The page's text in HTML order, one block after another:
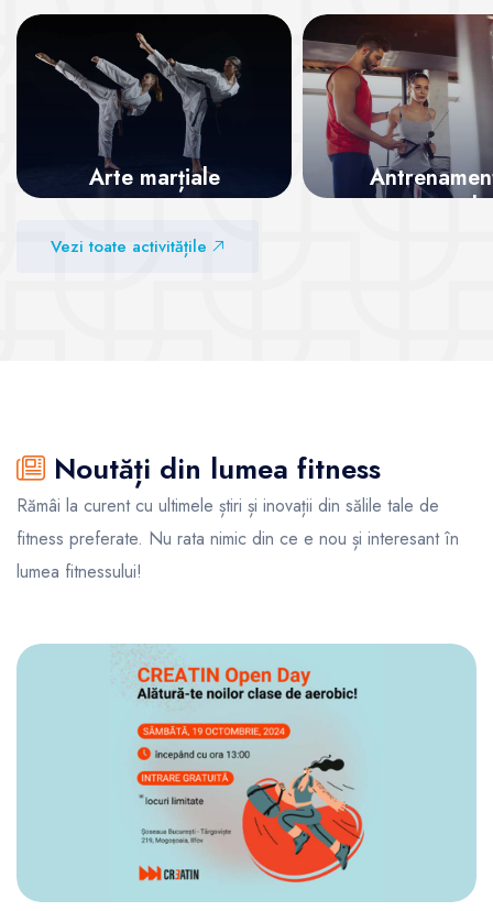
Arte marțiale
Vezi sălile
personale
Vezi toate activitățile
Noutăți din lumea fitness
Rămâi la curent cu ultimele știri și inovații din sălile tale de
fitness preferate. Nu rata nimic din ce e nou și interesant în
lumea fitnessului!